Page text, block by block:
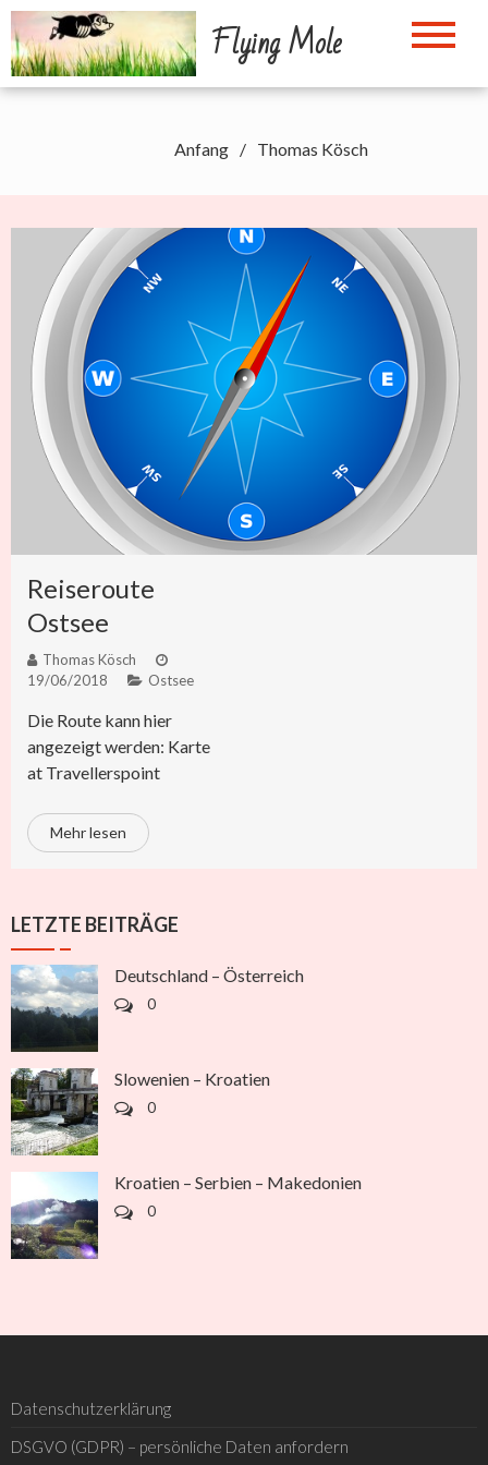
Skip
to
content
Flying Mole
Anfang Thomas Kösch
Reiseroute
Ostsee
Thomas Kösch
19/06/2018
Ostsee
Die Route kann hier
angezeigt werden: Karte
at Travellerspoint
Mehr lesen
LETZTE BEITRÄGE
Deutschland – Österreich
0
Slowenien – Kroatien
0
Kroatien – Serbien – Makedonien
0
Datenschutzerklärung
DSGVO (GDPR) – persönliche Daten anfordern